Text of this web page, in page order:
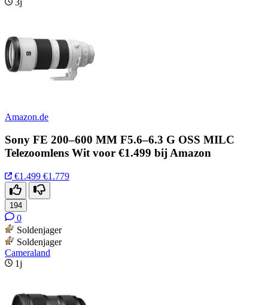
Amazon.de
Sony FE 200–600 MM F5.6–6.3 G OSS MILC
Telezoomlens Wit voor €1.499 bij Amazon
€1.499 €1.779
194
0
Soldenjager
Soldenjager
Cameraland
1j